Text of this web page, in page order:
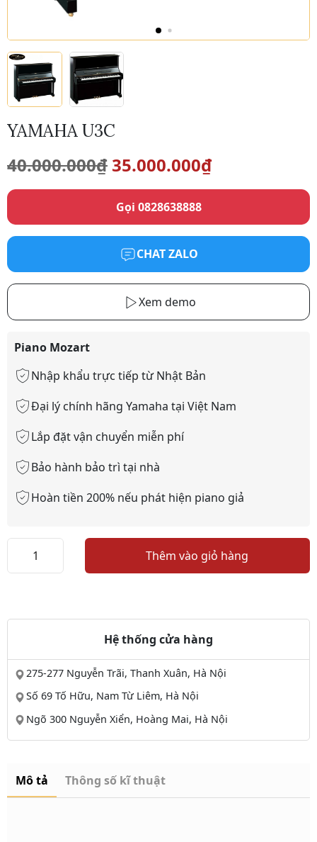
YAMAHA U3C
40.000.000₫ Giá
gốc
là:
40.000.000₫.
35.000.000₫Giá
hiện
là:
35.000.000₫.
Gọi 0828638888
CHAT ZALO
Xem demo
Piano Mozart
Nhập khẩu trực tiếp từ Nhật Bản
Đại lý chính hãng Yamaha tại Việt Nam
Lắp đặt vận chuyển miễn phí
Bảo hành bảo trì tại nhà
Hoàn tiền 200% nếu phát hiện piano giả
Thêm vào giỏ hàng
Hệ thống cửa hàng
275-277 Nguyễn Trãi, Thanh Xuân, Hà Nội
Số 69 Tố Hữu, Nam Từ Liêm, Hà Nội
Ngõ 300 Nguyễn Xiển, Hoàng Mai, Hà Nội
Mô tả Thông số kĩ thuật